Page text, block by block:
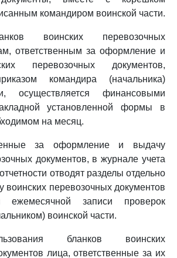
командиром воинской части.
воинских перевозочных
ответственным за оформление и
перевозочных документов,
командира (начальника)
осуществляется финансовыми
установленной формы в
на месяц.
за оформление и выдачу
документов, в журнале учета
отводят разделы отдельно
перевозочных документов
записи проверок
воинской части.
бланков воинских
лица, ответственные за их